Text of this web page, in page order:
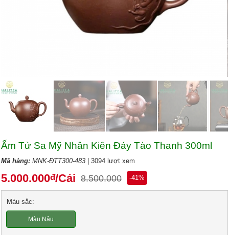
Ấm Tử Sa Mỹ Nhân Kiên Đáy Tào Thanh 300ml
Mã hàng:MNK-ĐTT300-483 | 3094 lượt xem
5.000.000đ/Cái 8.500.000 -41%
Màu sắc:
Màu Nâu